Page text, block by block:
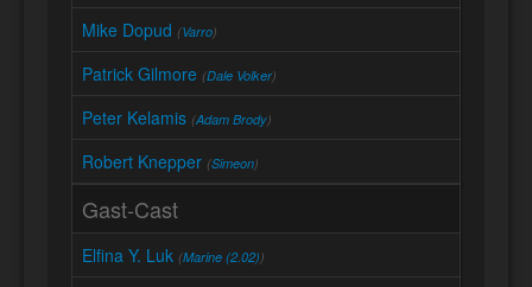
Mike Dopud (Varro)
Patrick Gilmore (Dale Volker)
Peter Kelamis (Adam Brody)
Robert Knepper (Simeon)
Gast-Cast
Elfina Y. Luk (Marine (2.02))